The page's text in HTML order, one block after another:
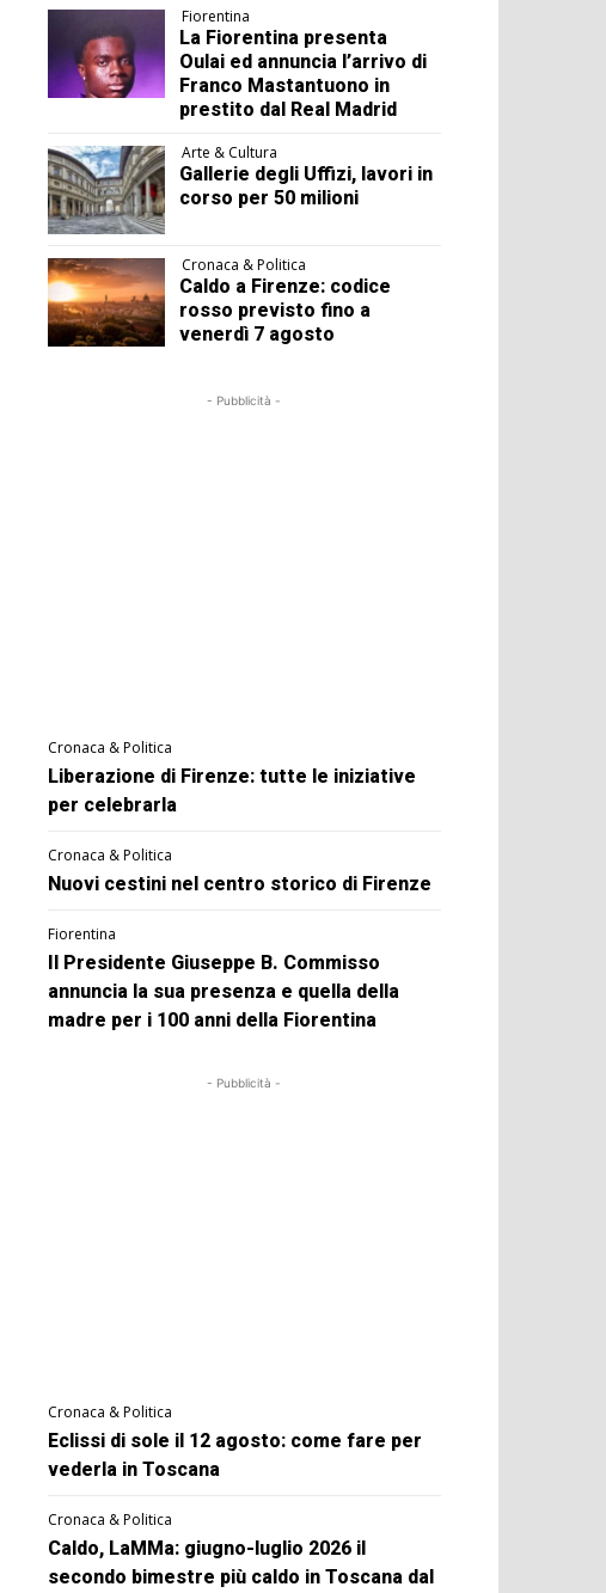
Fiorentina
La Fiorentina presenta
Oulai ed annuncia l’arrivo di
Franco Mastantuono in
prestito dal Real Madrid
Arte & Cultura
Gallerie degli Uffizi, lavori in
corso per 50 milioni
Cronaca & Politica
Caldo a Firenze: codice
rosso previsto fino a
venerdì 7 agosto
- Pubblicità -
Cronaca & Politica
Liberazione di Firenze: tutte le iniziative
per celebrarla
Cronaca & Politica
Nuovi cestini nel centro storico di Firenze
Fiorentina
Il Presidente Giuseppe B. Commisso
annuncia la sua presenza e quella della
madre per i 100 anni della Fiorentina
- Pubblicità -
Cronaca & Politica
Eclissi di sole il 12 agosto: come fare per
vederla in Toscana
Cronaca & Politica
Caldo, LaMMa: giugno-luglio 2026 il
secondo bimestre più caldo in Toscana dal